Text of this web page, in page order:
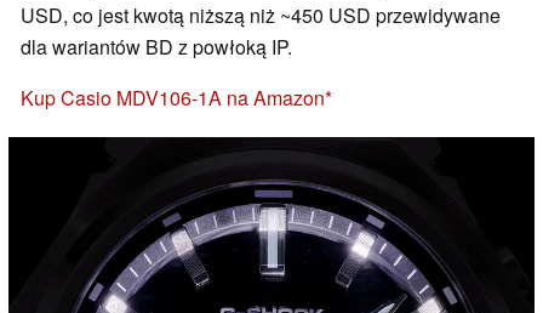
USD, co jest kwotą niższą niż ~450 USD przewidywane
dla wariantów BD z powłoką IP.
Kup Casio MDV106-1A na Amazon